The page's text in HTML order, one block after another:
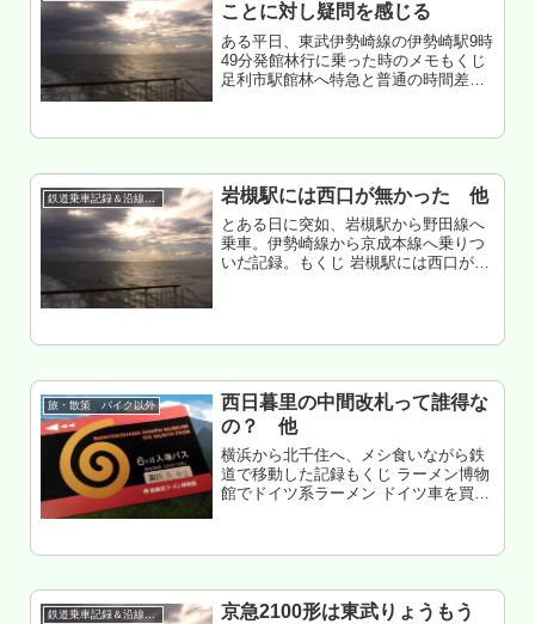
ことに対し疑問を感じる
ある平日、東武伊勢崎線の伊勢崎駅9時
49分発館林行に乗った時のメモもくじ
足利市駅館林へ特急と普通の時間差ま
鉄道乗車記録＆沿線散策 岩槻駅には西口が無かった 他
とある日に突如、岩槻駅から野田線へ
乗車。伊勢崎線から京成本線へ乗りつ
いだ記録。もくじ 岩槻駅には西口が無
旅・散策 バイク以外
西日暮里の中間改札って誰得な
の？ 他
横浜から北千住へ、メシ食いながら鉄
道で移動した記録もくじ ラーメン博物
館でドイツ系ラーメン ドイツ車を買い
い 西日暮里の中間改札って誰得なの？
鉄道乗車記録＆沿線散策
京急2100形は東武りょうもう